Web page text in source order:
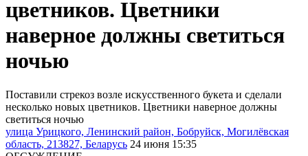
цветников. Цветники
наверное должны светиться
ночью
Поставили стрекоз возле искусственного букета и сделали
несколько новых цветников. Цветники наверное должны
светиться ночью
улица Урицкого, Ленинский район, Бобруйск, Могилёвская
область, 213827, Беларусь 24 июня 15:35